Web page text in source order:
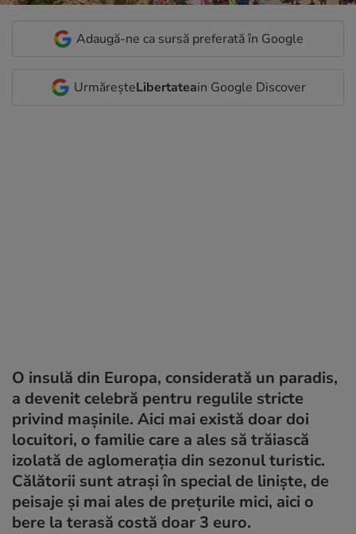
Adaugă-ne ca sursă preferată în Google
UrmăreșteLibertateain Google Discover
O insulă din Europa, considerată un paradis,
a devenit celebră pentru regulile stricte
privind mașinile. Aici mai există doar doi
locuitori, o familie care a ales să trăiască
izolată de aglomerația din sezonul turistic.
Călătorii sunt atrași în special de liniște, de
peisaje și mai ales de prețurile mici, aici o
bere la terasă costă doar 3 euro.